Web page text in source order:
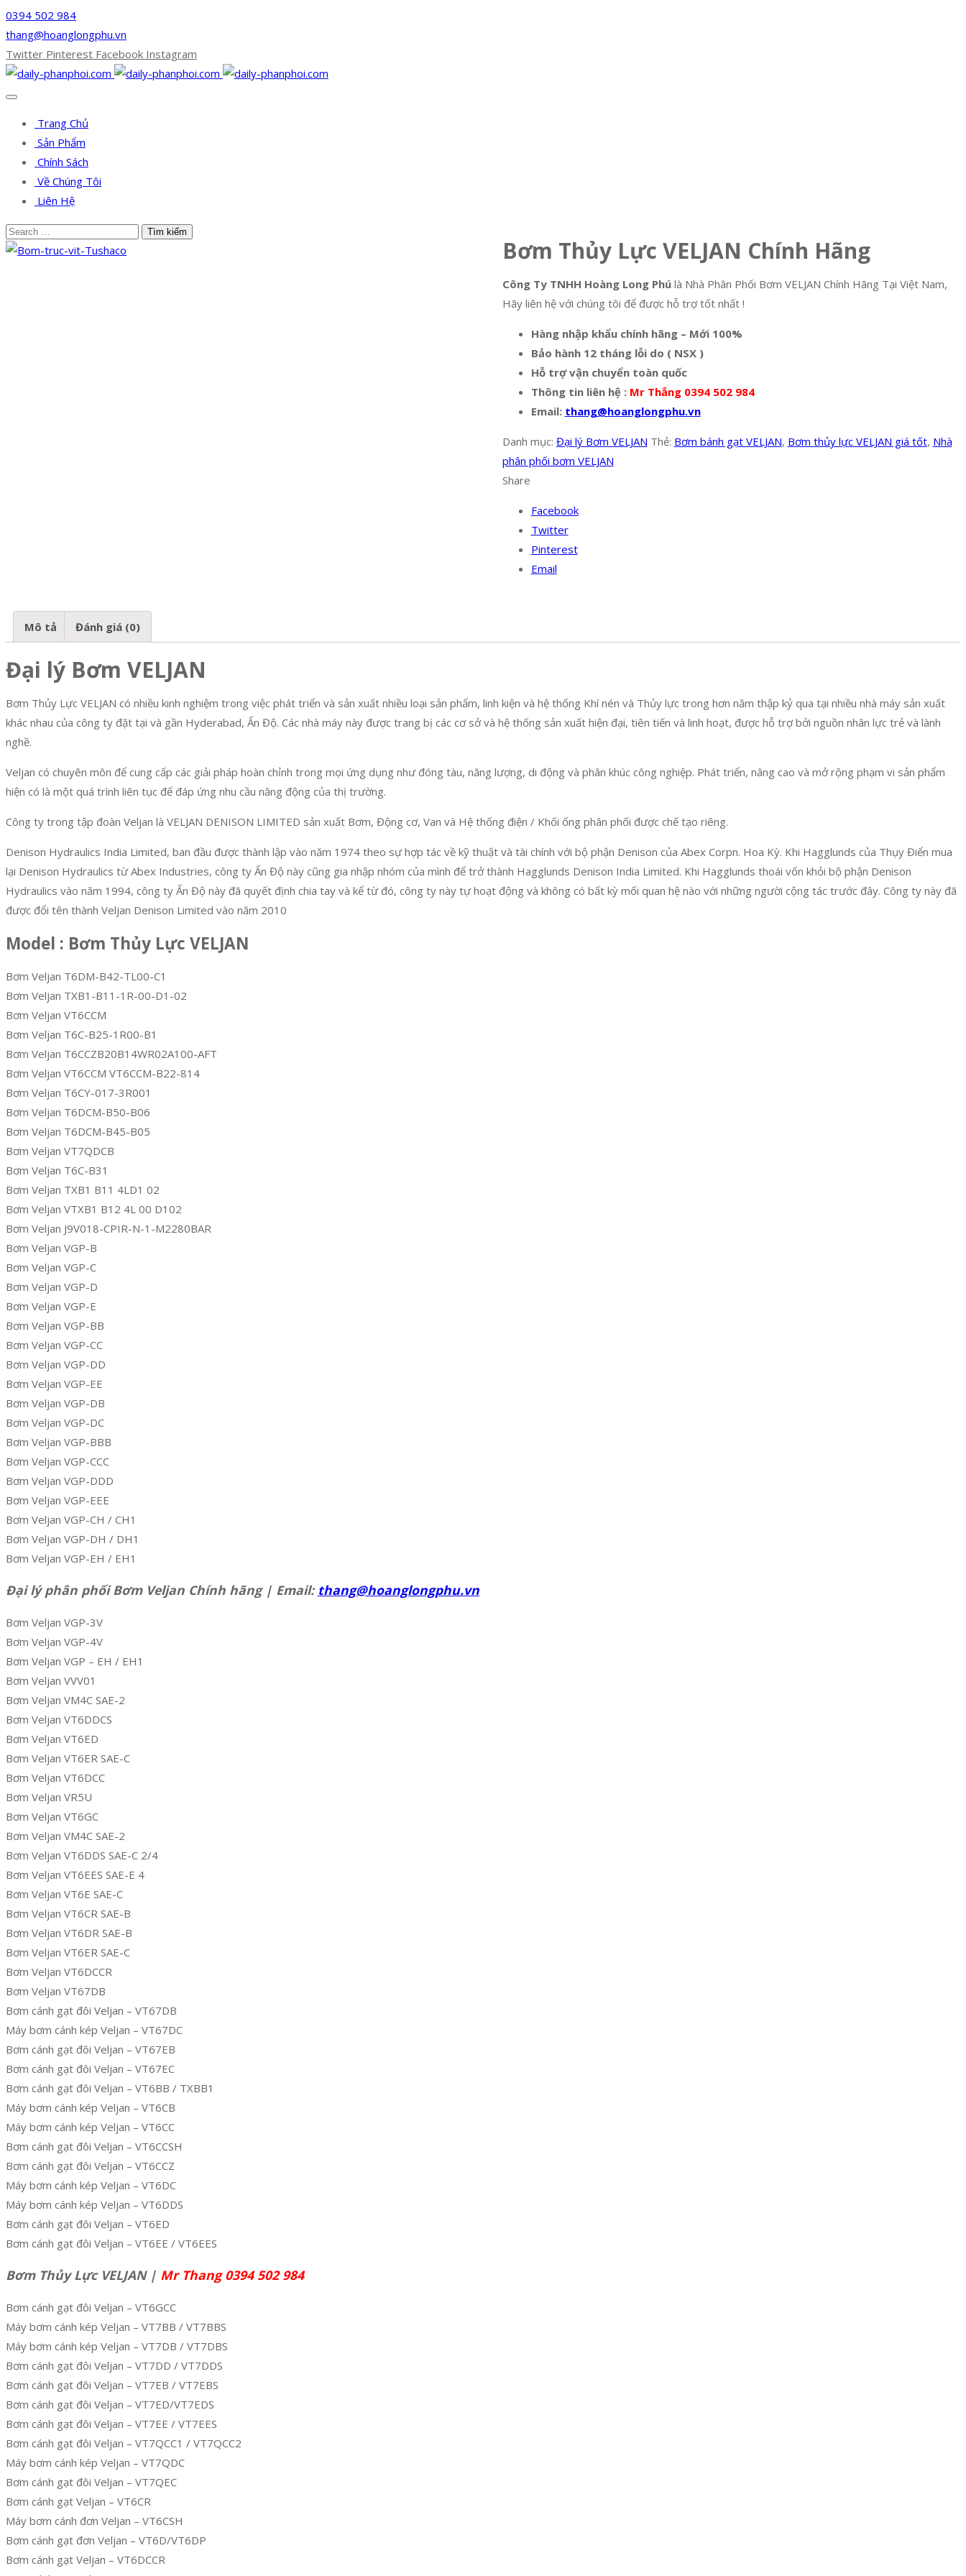
0394 502 984
thang@hoanglongphu.vn
Twitter Pinterest Facebook Instagram
Trang Chủ
Sản Phẩm
Chính Sách
Về Chúng Tôi
Liên Hệ
Bơm Thủy Lực VELJAN Chính Hãng
Công Ty TNHH Hoàng Long Phúlà Nhà Phân Phối Bơm VELJAN Chính Hãng Tại Việt Nam,
Hãy liên hệ với chúng tôi để được hỗ trợ tốt nhất !
Hàng nhập khẩu chính hãng – Mới 100%
Bảo hành 12 tháng lỗi do ( NSX )
Hỗ trợ vận chuyển toàn quốc
Thông tin liên hệ : Mr Thắng 0394 502 984
Email: thang@hoanglongphu.vn
Danh mục: Đại lý Bơm VELJAN Thẻ: Bơm bánh gạt VELJAN, Bơm thủy lực VELJAN giá tốt, Nhà
phân phối bơm VELJAN
Share
Facebook
Twitter
Pinterest
Email
Mô tả Đánh giá (0)
Đại lý Bơm VELJAN
Bơm Thủy Lực VELJAN có nhiều kinh nghiệm trong việc phát triển và sản xuất nhiều loại sản phẩm, linh kiện và hệ thống Khí nén và Thủy lực trong hơn năm thập kỷ qua tại nhiều nhà máy sản xuất
khác nhau của công ty đặt tại và gần Hyderabad, Ấn Độ. Các nhà máy này được trang bị các cơ sở và hệ thống sản xuất hiện đại, tiên tiến và linh hoạt, được hỗ trợ bởi nguồn nhân lực trẻ và lành
nghề.
Veljan có chuyên môn để cung cấp các giải pháp hoàn chỉnh trong mọi ứng dụng như đóng tàu, năng lượng, di động và phân khúc công nghiệp. Phát triển, nâng cao và mở rộng phạm vi sản phẩm
hiện có là một quá trình liên tục để đáp ứng nhu cầu năng động của thị trường.
Công ty trong tập đoàn Veljan là VELJAN DENISON LIMITED sản xuất Bơm, Động cơ, Van và Hệ thống điện / Khối ống phân phối được chế tạo riêng.
Denison Hydraulics India Limited, ban đầu được thành lập vào năm 1974 theo sự hợp tác về kỹ thuật và tài chính với bộ phận Denison của Abex Corpn. Hoa Kỳ. Khi Hagglunds của Thụy Điển mua
lại Denison Hydraulics từ Abex Industries, công ty Ấn Độ này cũng gia nhập nhóm của mình để trở thành Hagglunds Denison India Limited. Khi Hagglunds thoái vốn khỏi bộ phận Denison
Hydraulics vào năm 1994, công ty Ấn Độ này đã quyết định chia tay và kể từ đó, công ty này tự hoạt động và không có bất kỳ mối quan hệ nào với những người cộng tác trước đây. Công ty này đã
được đổi tên thành Veljan Denison Limited vào năm 2010
Model : Bơm Thủy Lực VELJAN
Bơm Veljan T6DM-B42-TL00-C1
Bơm Veljan TXB1-B11-1R-00-D1-02
Bơm Veljan VT6CCM
Bơm Veljan T6C-B25-1R00-B1
Bơm Veljan T6CCZB20B14WR02A100-AFT
Bơm Veljan VT6CCM VT6CCM-B22-814
Bơm Veljan T6CY-017-3R001
Bơm Veljan T6DCM-B50-B06
Bơm Veljan T6DCM-B45-B05
Bơm Veljan VT7QDCB
Bơm Veljan T6C-B31
Bơm Veljan TXB1 B11 4LD1 02
Bơm Veljan VTXB1 B12 4L 00 D102
Bơm Veljan J9V018-CPIR-N-1-M2280BAR
Bơm Veljan VGP-B
Bơm Veljan VGP-C
Bơm Veljan VGP-D
Bơm Veljan VGP-E
Bơm Veljan VGP-BB
Bơm Veljan VGP-CC
Bơm Veljan VGP-DD
Bơm Veljan VGP-EE
Bơm Veljan VGP-DB
Bơm Veljan VGP-DC
Bơm Veljan VGP-BBB
Bơm Veljan VGP-CCC
Bơm Veljan VGP-DDD
Bơm Veljan VGP-EEE
Bơm Veljan VGP-CH / CH1
Bơm Veljan VGP-DH / DH1
Bơm Veljan VGP-EH / EH1
Đại lý phân phối Bơm Veljan Chính hãng | Email: thang@hoanglongphu.vn
Bơm Veljan VGP-3V
Bơm Veljan VGP-4V
Bơm Veljan VGP – EH / EH1
Bơm Veljan VVV01
Bơm Veljan VM4C SAE-2
Bơm Veljan VT6DDCS
Bơm Veljan VT6ED
Bơm Veljan VT6ER SAE-C
Bơm Veljan VT6DCC
Bơm Veljan VR5U
Bơm Veljan VT6GC
Bơm Veljan VM4C SAE-2
Bơm Veljan VT6DDS SAE-C 2/4
Bơm Veljan VT6EES SAE-E 4
Bơm Veljan VT6E SAE-C
Bơm Veljan VT6CR SAE-B
Bơm Veljan VT6DR SAE-B
Bơm Veljan VT6ER SAE-C
Bơm Veljan VT6DCCR
Bơm Veljan VT67DB
Bơm cánh gạt đôi Veljan – VT67DB
Máy bơm cánh kép Veljan – VT67DC
Bơm cánh gạt đôi Veljan – VT67EB
Bơm cánh gạt đôi Veljan – VT67EC
Bơm cánh gạt đôi Veljan – VT6BB / TXBB1
Máy bơm cánh kép Veljan – VT6CB
Máy bơm cánh kép Veljan – VT6CC
Bơm cánh gạt đôi Veljan – VT6CCSH
Bơm cánh gạt đôi Veljan – VT6CCZ
Máy bơm cánh kép Veljan – VT6DC
Máy bơm cánh kép Veljan – VT6DDS
Bơm cánh gạt đôi Veljan – VT6ED
Bơm cánh gạt đôi Veljan – VT6EE / VT6EES
Bơm Thủy Lực VELJAN | Mr Thang 0394 502 984
Bơm cánh gạt đôi Veljan – VT6GCC
Máy bơm cánh kép Veljan – VT7BB / VT7BBS
Máy bơm cánh kép Veljan – VT7DB / VT7DBS
Bơm cánh gạt đôi Veljan – VT7DD / VT7DDS
Bơm cánh gạt đôi Veljan – VT7EB / VT7EBS
Bơm cánh gạt đôi Veljan – VT7ED/VT7EDS
Bơm cánh gạt đôi Veljan – VT7EE / VT7EES
Bơm cánh gạt đôi Veljan – VT7QCC1 / VT7QCC2
Máy bơm cánh kép Veljan – VT7QDC
Bơm cánh gạt đôi Veljan – VT7QEC
Bơm cánh gạt Veljan – VT6CR
Máy bơm cánh đơn Veljan – VT6CSH
Bơm cánh gạt đơn Veljan – VT6D/VT6DP
Bơm cánh gạt Veljan – VT6DCCR